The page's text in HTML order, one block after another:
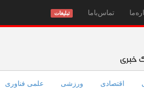
تماس‌با‌ما تبلیغات
اقتصادی ورزشی علمی فناوری